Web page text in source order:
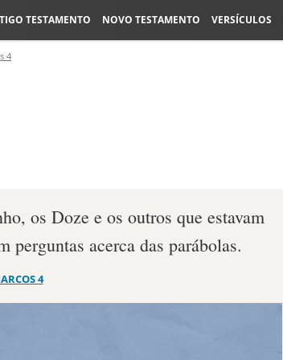
TESTAMENTO NOVO TESTAMENTO VERSÍCULOS
4
os Doze e os outros que estavam
perguntas acerca das parábolas.
4